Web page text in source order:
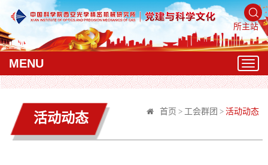
所主站
MENU
T
o
g
l
活动动态 首页 > 工会群团 > 活动动态